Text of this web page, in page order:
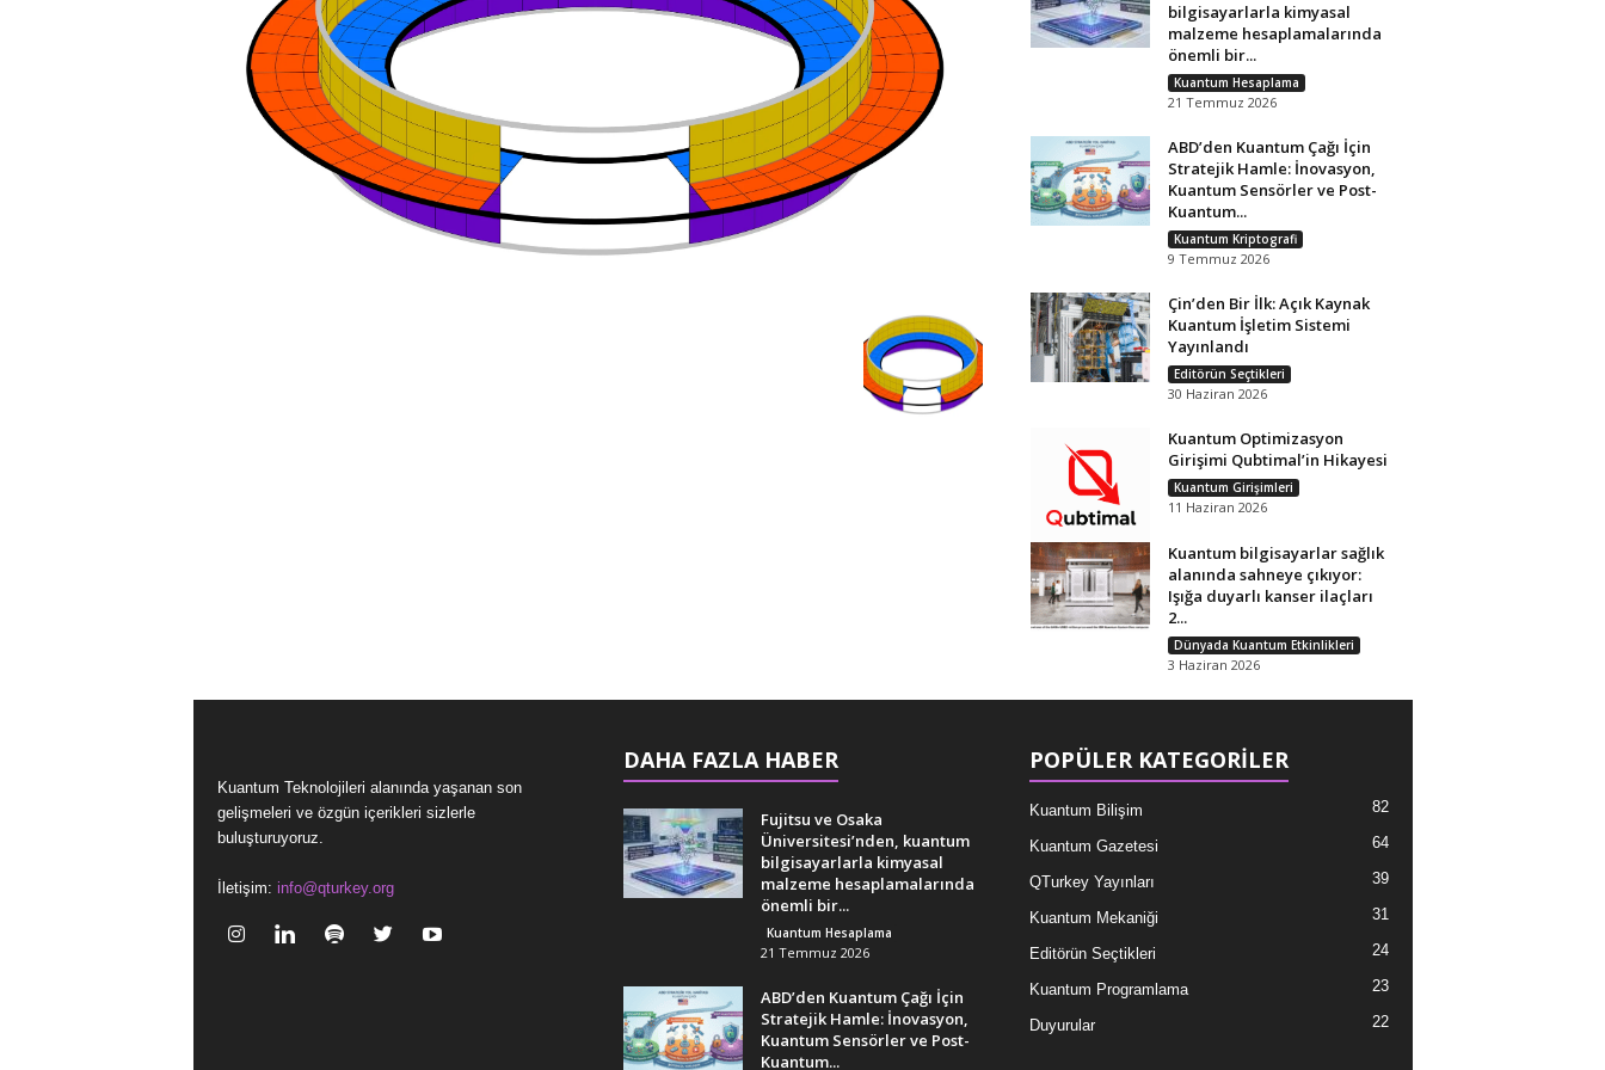
bilgisayarlarla kimyasal
malzeme hesaplamalarında
önemli bir...
Kuantum Hesaplama
21 Temmuz 2026
ABD’den Kuantum Çağı İçin
Stratejik Hamle: İnovasyon,
Kuantum Sensörler ve Post-
Kuantum...
Kuantum Kriptografi
9 Temmuz 2026
Çin’den Bir İlk: Açık Kaynak
Kuantum İşletim Sistemi
Yayınlandı
Editörün Seçtikleri
30 Haziran 2026
Kuantum Optimizasyon
Girişimi Qubtimal’in Hikayesi
Kuantum Girişimleri
11 Haziran 2026
Kuantum bilgisayarlar sağlık
alanında sahneye çıkıyor:
Işığa duyarlı kanser ilaçları
2...
Dünyada Kuantum Etkinlikleri
3 Haziran 2026
Kuantum Teknolojileri alanında yaşanan son
gelişmeleri ve özgün içerikleri sizlerle
buluşturuyoruz.
İletişim: info@qturkey.org
DAHA FAZLA HABER
Fujitsu ve Osaka
Üniversitesi’nden, kuantum
bilgisayarlarla kimyasal
malzeme hesaplamalarında
önemli bir...
Kuantum Hesaplama
21 Temmuz 2026
ABD’den Kuantum Çağı İçin
Stratejik Hamle: İnovasyon,
Kuantum Sensörler ve Post-
Kuantum...
POPÜLER KATEGORİLER
Kuantum Bilişim 82
Kuantum Gazetesi 64
QTurkey Yayınları 39
Kuantum Mekaniği 31
Editörün Seçtikleri 24
Kuantum Programlama 23
Duyurular 22